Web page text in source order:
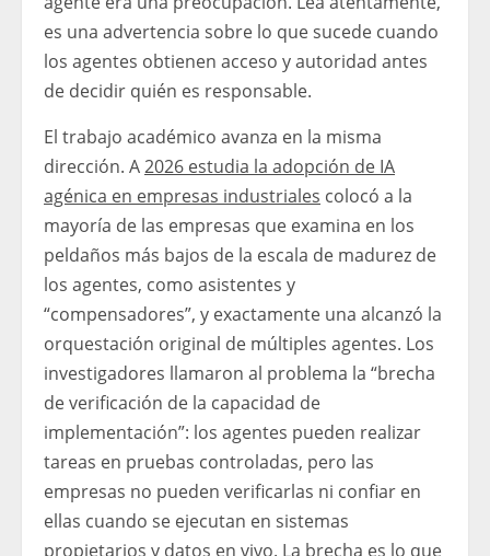
es una advertencia sobre lo que sucede cuando
los agentes obtienen acceso y autoridad antes
de decidir quién es responsable.
El trabajo académico avanza en la misma
dirección. A2026 estudia la adopción de IA
agénica en empresas industriales colocó a la
mayoría de las empresas que examina en los
peldaños más bajos de la escala de madurez de
los agentes, como asistentes y
“compensadores”, y exactamente una alcanzó la
orquestación original de múltiples agentes. Los
investigadores llamaron al problema la “brecha
de verificación de la capacidad de
implementación”: los agentes pueden realizar
tareas en pruebas controladas, pero las
empresas no pueden verificarlas ni confiar en
ellas cuando se ejecutan en sistemas
propietarios y datos en vivo. La brecha es lo que